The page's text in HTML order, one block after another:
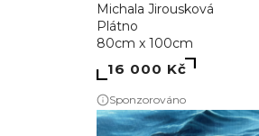
Michala Jirousková
Plátno
80cm x 100cm
16 000 Kč
Sponzorováno